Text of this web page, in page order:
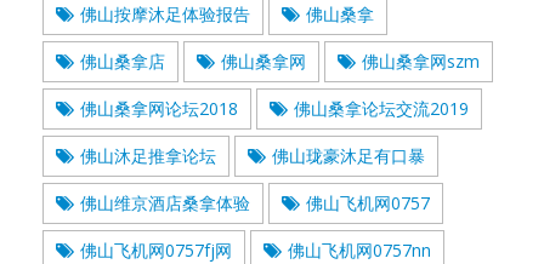
佛山按摩沐足体验报告 佛山桑拿
佛山桑拿店 佛山桑拿网 佛山桑拿网szm
佛山桑拿网论坛2018 佛山桑拿论坛交流2019
佛山沐足推拿论坛 佛山珑豪沐足有口暴
佛山维京酒店桑拿体验 佛山飞机网0757
佛山飞机网0757fj网 佛山飞机网0757nn